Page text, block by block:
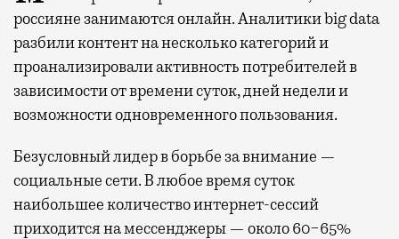
россияне занимаются онлайн. Аналитики big data
разбили контент на несколько категорий и
проанализировали активность потребителей в
зависимости от времени суток, дней недели и
возможности одновременного пользования.
Безусловный лидер в борьбе за внимание —
социальные сети. В любое время суток
наибольшее количество интернет-сессий
приходится на мессенджеры — около 60−65%